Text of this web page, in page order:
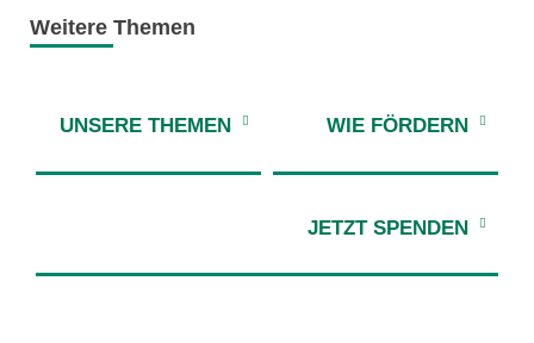
Weitere Themen
UNSERE THEMEN WIE FÖRDERN
JETZT SPENDEN